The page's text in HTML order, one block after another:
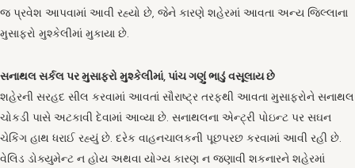
જ પ્રવેશ આપવામાં આવી રહ્યો છે, જેને કારણે શહેરમાં આવતા અન્ય જિલ્લાના
મુસાફરો મુશ્કેલીમાં મુકાયા છે.
સનાથલ સર્કલ પર મુસાફરો મુશ્કેલીમાં, પાંચ ગણું ભાડું વસૂલાય છે
શહેરની સરહદ સીલ કરવામાં આવતાં સૌરાષ્ટ્ર તરફથી આવતા મુસાફરોને સનાથલ
ચોકડી પાસે અટકાવી દેવામાં આવ્યા છે. સનાથલના એન્ટ્રી પોઇન્ટ પર સઘન
ચેકિંગ હાથ ધરાઈ રહ્યું છે. દરેક વાહનચાલકની પૂછપરછ કરવામાં આવી રહી છે.
વેલિડ ડોક્યુમેન્ટ ન હોય અથવા યોગ્ય કારણ ન જણાવી શકનારને શહેરમાં